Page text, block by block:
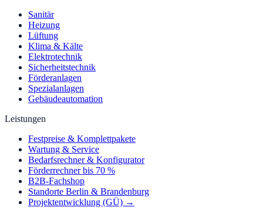
Sanitär
Heizung
Lüftung
Klima & Kälte
Elektrotechnik
Sicherheitstechnik
Förderanlagen
Spezialanlagen
Gebäudeautomation
Leistungen
Festpreise & Komplettpakete
Wartung & Service
Bedarfsrechner & Konfigurator
Förderrechner bis 70 %
B2B-Fachshop
Standorte Berlin & Brandenburg
Projektentwicklung (GÜ) →